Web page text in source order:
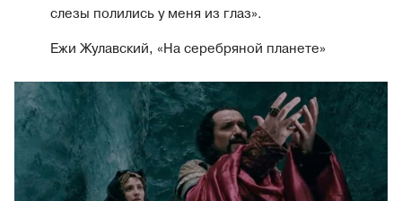
слезы полились у меня из глаз».
Ежи Жулавский, «На серебряной планете»